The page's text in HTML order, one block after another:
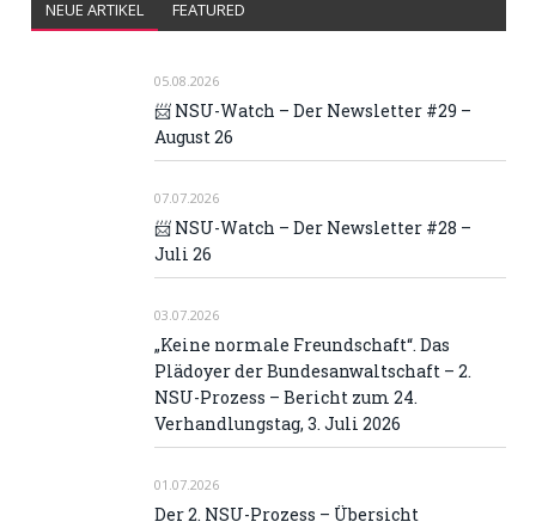
NEUE ARTIKEL FEATURED
05.08.2026
📨 NSU-Watch – Der Newsletter #29 –
August 26
07.07.2026
📨 NSU-Watch – Der Newsletter #28 –
Juli 26
03.07.2026
„Keine normale Freundschaft“. Das
Plädoyer der Bundesanwaltschaft – 2.
NSU-Prozess – Bericht zum 24.
Verhandlungstag, 3. Juli 2026
01.07.2026
Der 2. NSU-Prozess – Übersicht